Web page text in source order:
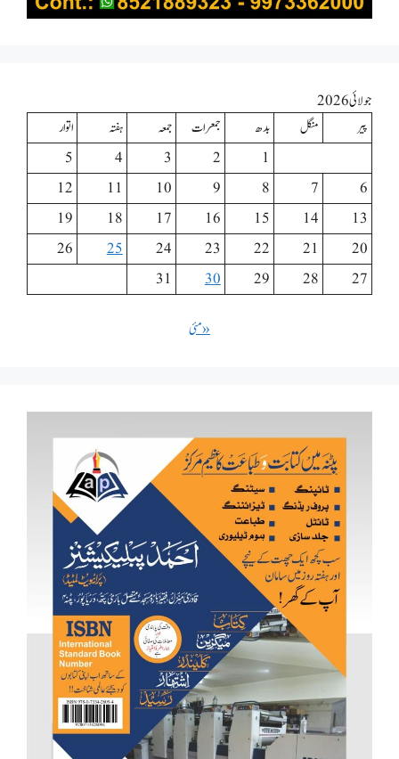
جولائی 2026
پیر
منگل بدھ جمعرات جمعہ ہفتہ
اتوار
1
2
3
4
5
6
7
8
9
10
11
12
13
14
15
16
17
18
19
20
21
22
23
24
25
26
27
28
29
30
31
« مئی